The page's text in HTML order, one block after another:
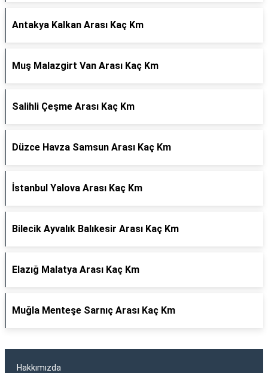
Antakya Kalkan Arası Kaç Km
Muş Malazgirt Van Arası Kaç Km
Salihli Çeşme Arası Kaç Km
Düzce Havza Samsun Arası Kaç Km
İstanbul Yalova Arası Kaç Km
Bilecik Ayvalık Balıkesir Arası Kaç Km
Elazığ Malatya Arası Kaç Km
Muğla Menteşe Sarnıç Arası Kaç Km
Hakkımızda